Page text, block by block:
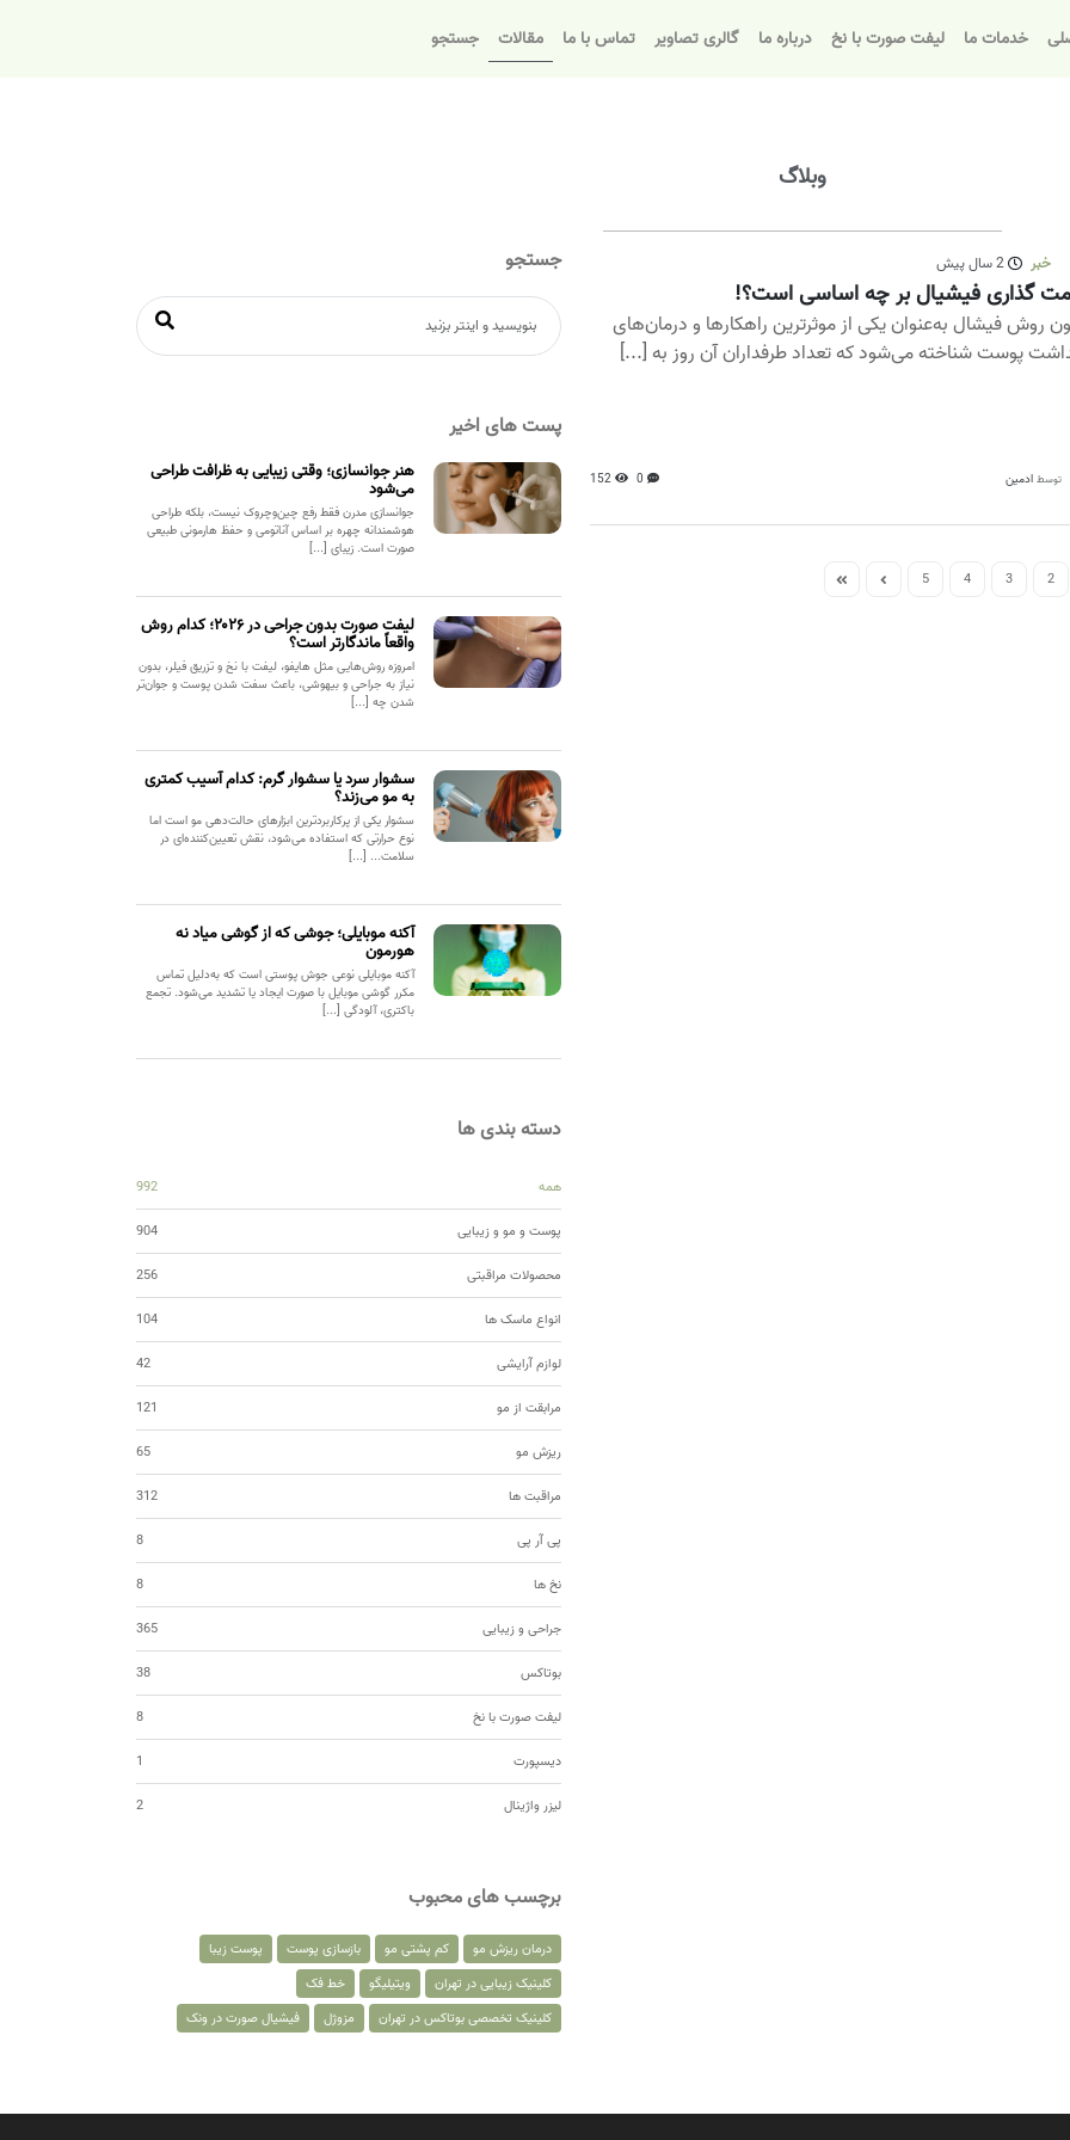
خدمات ما لیفت صورت با نخ درباره ما گالری تصاویر تماس با ما مقالات جستجو
وبلاگ
خبر 2 سال پیش
گذاری فیشیال بر چه اساسی است؟!
روش فیشال به‌عنوان یکی از موثرترین راهکارها و درمان‌های
پوست شناخته می‌شود که تعداد طرفداران آن روز به [...]
توسطادمین 0
152
2
3
4
5
جستجو
پست های اخیر
هنر جوانسازی؛ وقتی زیبایی به ظرافت طراحی
می‌شود
جوانسازی مدرن فقط رفع چین‌وچروک نیست، بلکه طراحی
هوشمندانه چهره بر اساس آناتومی و حفظ هارمونی طبیعی
صورت است. زیبای [...]
لیفت صورت بدون جراحی در ۲۰۲۶؛ کدام روش
واقعاً ماندگارتر است؟
امروزه روش‌هایی مثل هایفو، لیفت با نخ و تزریق فیلر، بدون
نیاز به جراحی و بیهوشی، باعث سفت شدن پوست و جوان‌تر
شدن چه [...]
سشوار سرد یا سشوار گرم: کدام آسیب کمتری
به مو می‌زند؟
سشوار یکی از پرکاربردترین ابزارهای حالت‌دهی مو است اما
نوع حرارتی که استفاده می‌شود، نقش تعیین‌کننده‌ای در
سلامت... [...]
آکنه موبایلی؛ جوشی که از گوشی میاد نه
هورمون
آکنه موبایلی نوعی جوش پوستی است که به‌دلیل تماس
مکرر گوشی موبایل با صورت ایجاد یا تشدید می‌شود. تجمع
باکتری، آلودگی [...]
دسته بندی ها
همه 992
پوست و مو و زیبایی 904
محصولات مراقبتی 256
انواع ماسک ها 104
لوازم آرایشی 42
مرابقت از مو 121
ریزش مو 65
مراقبت ها 312
پی آر پی 8
نخ ها 8
جراحی و زیبایی 365
بوتاکس 38
لیفت صورت با نخ 8
دیسپورت 1
لیزر واژینال 2
برچسب های محبوب
درمان ریزش مو کم پشتی مو بازسازی پوست
پوست زیبا
کلینیک زیبایی در تهران
ویتیلیگو
خط فک
کلینیک تخصصی بوتاکس در تهران
مزوژل فیشیال صورت در ونک